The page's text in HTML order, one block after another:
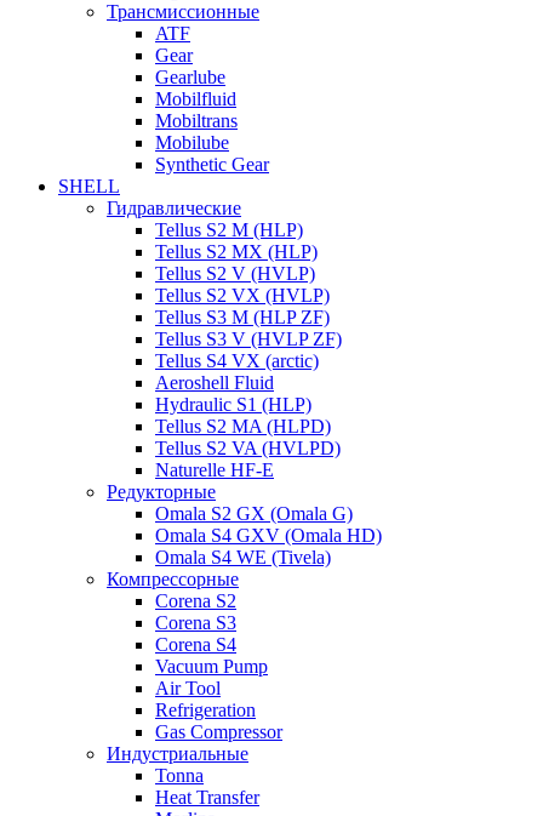
Трансмиссионные
ATF
Gear
Gearlube
Mobilfluid
Mobiltrans
Mobilube
Synthetic Gear
SHELL
Гидравлические
Tellus S2 M (HLP)
Tellus S2 MХ (HLP)
Tellus S2 V (HVLP)
Tellus S2 VX (HVLP)
Tellus S3 M (HLP ZF)
Tellus S3 V (HVLP ZF)
Tellus S4 VX (arctic)
Aeroshell Fluid
Hydraulic S1 (HLP)
Tellus S2 MA (HLPD)
Tellus S2 VA (HVLPD)
Naturelle HF-E
Редукторные
Omala S2 GX (Omala G)
Omala S4 GXV (Omala HD)
Omala S4 WE (Tivela)
Компрессорные
Corena S2
Corena S3
Corena S4
Vacuum Pump
Air Tool
Refrigeration
Gas Compressor
Индустриальные
Tonna
Heat Transfer